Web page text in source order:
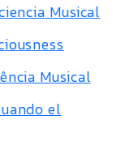
Musical
Musical
el